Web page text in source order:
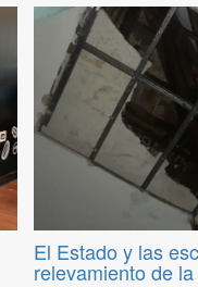
El Estado y las
relevamiento de